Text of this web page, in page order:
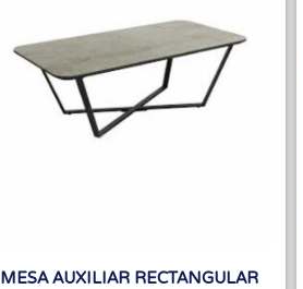
MESA AUXILIAR RECTANGULAR